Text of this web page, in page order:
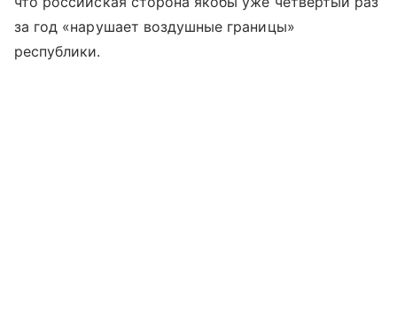
за год «нарушает воздушные границы»
республики.